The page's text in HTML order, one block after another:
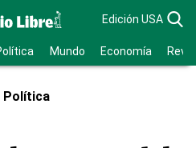
Edición USA
Mundo Economía
Política